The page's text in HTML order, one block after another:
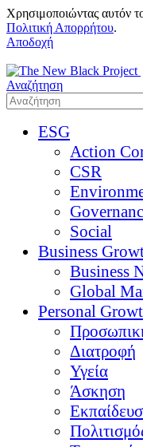
Χρησιμοποιώντας αυτόν
Πολιτική Απορρήτου.
Αποδοχή
Αναζήτηση
ESG
Action
CSR
Social
Business
Business
Global
Personal
Διατροφή
Υγεία
Άσκηση